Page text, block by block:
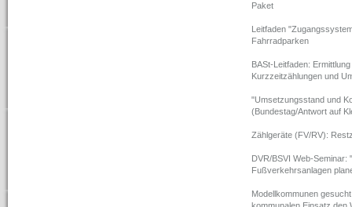
Paket
Leitfaden
Fahrradparken
BASt-Leitfaden:
Kurzzeitzählungen und
"Umsetzungsstand und
(Bundestag/Antwort auf
Zählgeräte (FV/RV):
DVR/BSVI Web-
Fußverkehrsanlagen
Modellkommunen